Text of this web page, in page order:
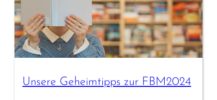
Unsere Geheimtipps zur FBM2024